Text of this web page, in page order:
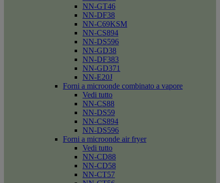
NN-GT46
NN-DF38
NN-C69KSM
NN-CS894
NN-DS596
NN-GD38
NN-DF383
NN-GD371
NN-E20J
Forni a microonde combinato a vapore
Vedi tutto
NN-CS88
NN-DS59
NN-CS894
NN-DS596
Forni a microonde air fryer
Vedi tutto
NN-CD88
NN-CD58
NN-CT57